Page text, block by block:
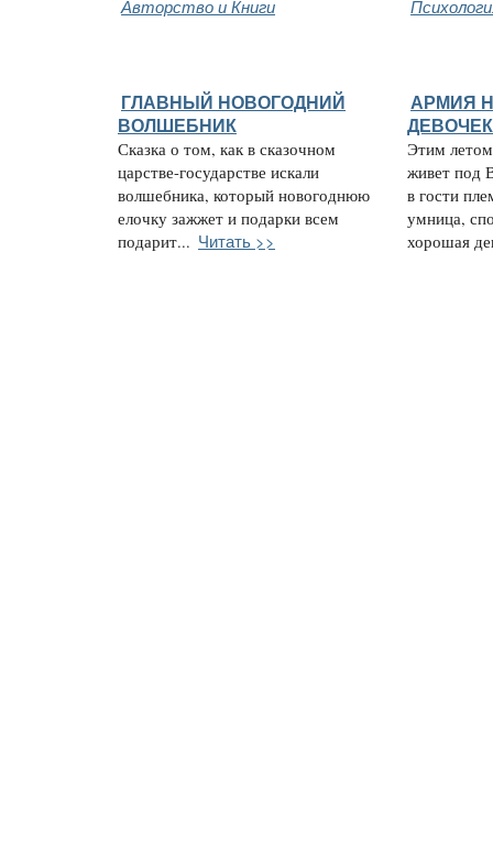
Авторство и Книги
ГЛАВНЫЙ НОВОГОДНИЙ
ВОЛШЕБНИК
Сказка о том, как в сказочном
царстве-государстве искали
волшебника, который новогоднюю
елочку зажжет и подарки всем
подарит... Читать >>
АРМИЯ
ДЕВОЧЕК
Этим
живет под
в гости
умница,
хорошая